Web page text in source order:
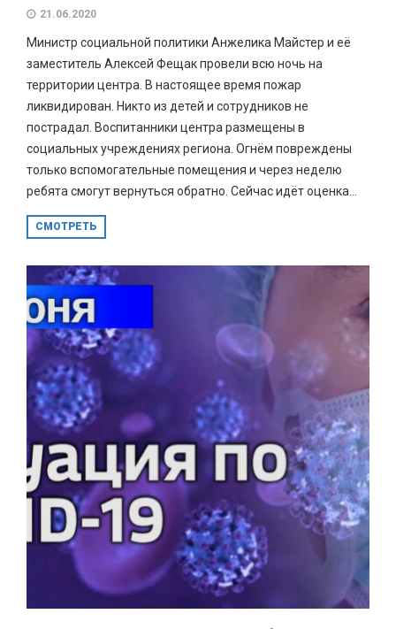
21.06.2020
Министр социальной политики Анжелика Майстер и её
заместитель Алексей Фещак провели всю ночь на
территории центра. В настоящее время пожар
ликвидирован. Никто из детей и сотрудников не
пострадал. Воспитанники центра размещены в
социальных учреждениях региона. Огнём повреждены
только вспомогательные помещения и через неделю
ребята смогут вернуться обратно. Сейчас идёт оценка...
СМОТРЕТЬ